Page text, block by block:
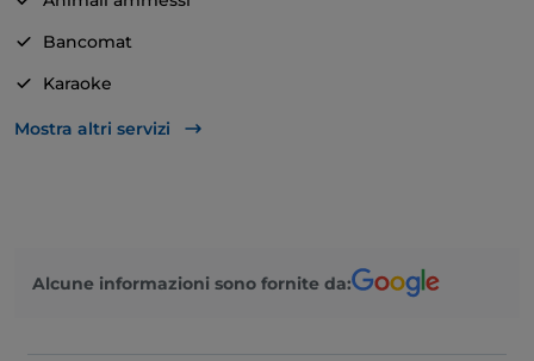
Bancomat
Karaoke
Non fumatori
Menù bambini
Mostra altri servizi
Alcune informazioni sono fornite da: